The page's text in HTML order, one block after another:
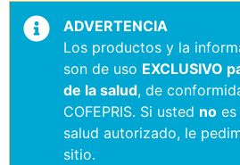
ADVERTENCIA
Los productos y la
son de uso EXCLUSIVO
de la salud, de
COFEPRIS. Si usted no
salud autorizado, le
sitio.